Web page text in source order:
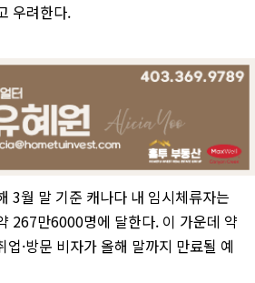
우려한다.
3월 말 기준 캐나다 내 임시체류자는
267만6000명에 달한다. 이 가운데 약
·방문 비자가 올해 말까지 만료될 예